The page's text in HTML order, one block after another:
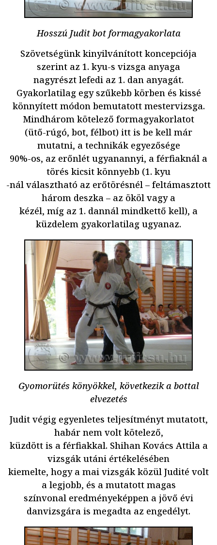
Hosszú Judit bot formagyakorlata
Szövetségünk kinyilvánított koncepciója
szerint az 1. kyu-s vizsga anyaga
nagyrészt lefedi az 1. dan anyagát.
Gyakorlatilag egy szűkebb körben és kissé
könnyített módon bemutatott mestervizsga.
Mindhárom kötelező formagyakorlatot
(ütő-rúgó, bot, félbot) itt is be kell már
mutatni, a technikák egyezősége
90%-os, az erőnlét ugyanannyi, a férfiaknál a
törés kicsit könnyebb (1. kyu
-nál választható az erőtörésnél – feltámasztott
három deszka – az ököl vagy a
kézél, míg az 1. dannál mindkettő kell), a
küzdelem gyakorlatilag ugyanaz.
Gyomorütés könyökkel, következik a bottal
elvezetés
Judit végig egyenletes teljesítményt mutatott,
habár nem volt kötelező,
küzdött is a férfiakkal. Shihan Kovács Attila a
vizsgák utáni értékelésében
kiemelte, hogy a mai vizsgák közül Judité volt
a legjobb, és a mutatott magas
színvonal eredményeképpen a jövő évi
danvizsgára is megadta az engedélyt.